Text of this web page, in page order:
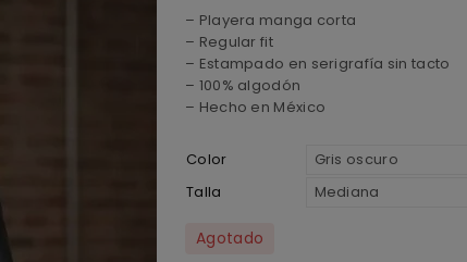
– Playera manga corta
– Regular fit
– Estampado en serigrafía sin tacto
– 100% algodón
– Hecho en México
Color
Talla
Agotado